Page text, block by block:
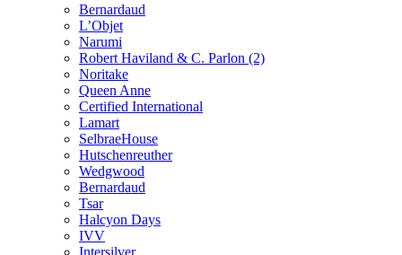
Bernardaud
L’Objet
Narumi
Robert Haviland & C. Parlon (2)
Noritakе
Queen Anne
Certified International
Lamart
SelbraeHouse
Hutschenreuther
Wedgwood
Bernardaud
Tsar
Halcyon Days
IVV
Intersilver